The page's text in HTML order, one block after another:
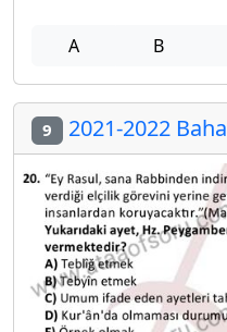
A B
9 2021-2022